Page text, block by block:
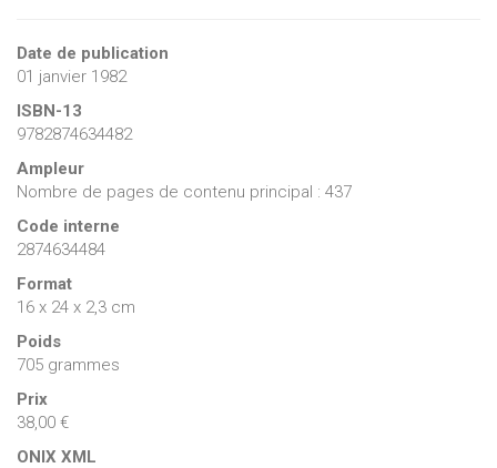
Date de publication
01 janvier 1982
ISBN-13
9782874634482
Ampleur
Nombre de pages de contenu principal : 437
Code interne
2874634484
Format
16 x 24 x 2,3 cm
Poids
705 grammes
Prix
38,00 €
ONIX XML